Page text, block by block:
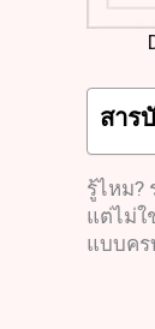
สาร
รู้ไหม?
แต่ไม่ใ
แบบคร